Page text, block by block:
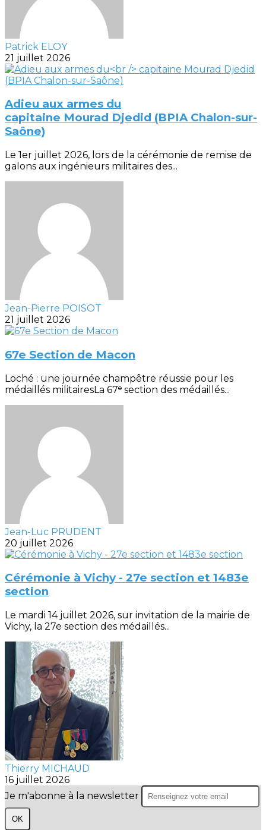
Patrick ELOY
21 juillet 2026
Adieu aux armes du
capitaine Mourad Djedid (BPIA Chalon-sur-
Saône)
Le 1er juillet 2026, lors de la cérémonie de remise de
galons aux ingénieurs militaires des...
Jean-Pierre POISOT
21 juillet 2026
67e Section de Macon
Loché : une journée champêtre réussie pour les
médaillés militairesLa 67ᵉ section des médaillés...
Jean-Luc PRUDENT
20 juillet 2026
Cérémonie à Vichy - 27e section et 1483e
section
Le mardi 14 juillet 2026, sur invitation de la mairie de
Vichy, la 27e section des médaillés...
Thierry MICHAUD
16 juillet 2026
Je m'abonne à la newsletter
OK